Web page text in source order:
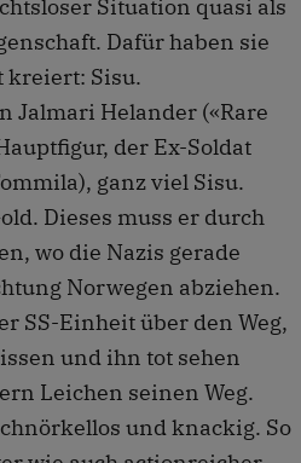
Situation quasi als
Dafür haben sie
kreiert: Sisu.
Jalmari Helander («Rare
der Ex-Soldat
ganz viel Sisu.
Dieses muss er durch
wo die Nazis gerade
Norwegen abziehen.
SS-Einheit über den Weg,
und ihn tot sehen
Leichen seinen Weg.
und knackig. So